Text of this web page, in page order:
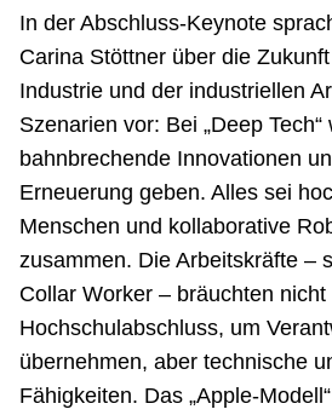
In der Abschluss-Keynote
Carina Stöttner über die
Industrie und der industriellen
Szenarien vor: Bei „Deep Tech“
bahnbrechende Innovationen
Erneuerung geben. Alles sei
Menschen und kollaborative
zusammen. Die Arbeitskräfte –
Collar Worker – bräuchten
Hochschulabschluss, um
übernehmen, aber technische
Fähigkeiten. Das „Apple-